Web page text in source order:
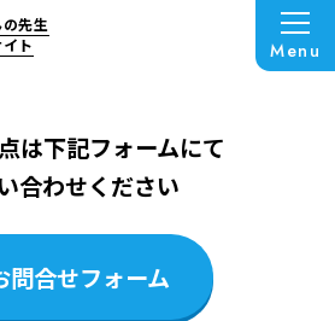
先生
ト
Menu
終了いたしました
は下記フォームにて
合わせください
問合せフォーム